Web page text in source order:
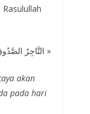
« التَّاجِرُ الصَّدُوقُ الأَمِينُ مَعَ النَّبِيِّينَ وَالصِّدِّيقِينَ وَالشُّهَدَاءِ »
akan
pada hari